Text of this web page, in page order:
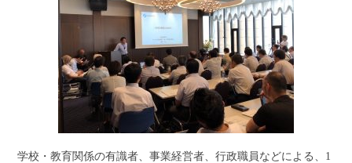
学校・教育関係の有識者、事業経営者、行政職員などによる、1